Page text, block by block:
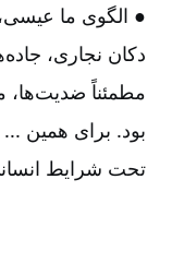
● الگوی ما
دکان نجاری،
مطمئناً ضدیت‌ها،
بود. برای همین
تحت شرایط